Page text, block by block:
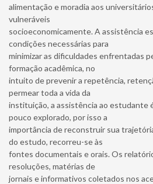
alimentação e moradia aos
vulneráveis
socioeconomicamente. A assistência
condições necessárias para
minimizar as dificuldades enfrentadas
formação acadêmica, no
intuito de prevenir a repetência,
permear toda a vida da
instituição, a assistência ao estudante
pouco explorado, por isso a
importância de reconstruir sua
do estudo, recorreu-se às
fontes documentais e orais. Os
resoluções, matérias de
jornais e informativos coletados nos